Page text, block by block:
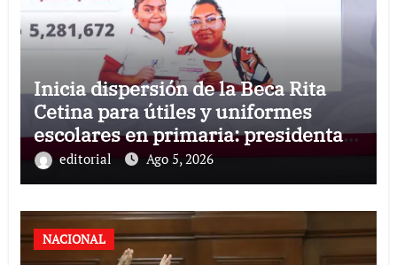
Inicia dispersión de la Beca Rita
Cetina para útiles y uniformes
escolares en primaria: presidenta
Claudia Sheinbaum
editorial Ago 5, 2026
NACIONAL